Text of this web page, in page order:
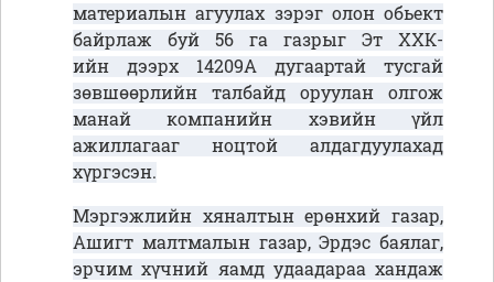
материалын агуулах зэрэг олон обьект
байрлаж буй 56 га газрыг Эт ХХК-
ийн дээрх 14209А дугаартай тусгай
зөвшөөрлийн талбайд оруулан олгож
манай компанийн хэвийн үйл
ажиллагааг ноцтой алдагдуулахад
хүргэсэн.
Мэргэжлийн хяналтын ерөнхий газар,
Ашигт малтмалын газар, Эрдэс баялаг,
эрчим хүчний яамд удаадараа хандаж